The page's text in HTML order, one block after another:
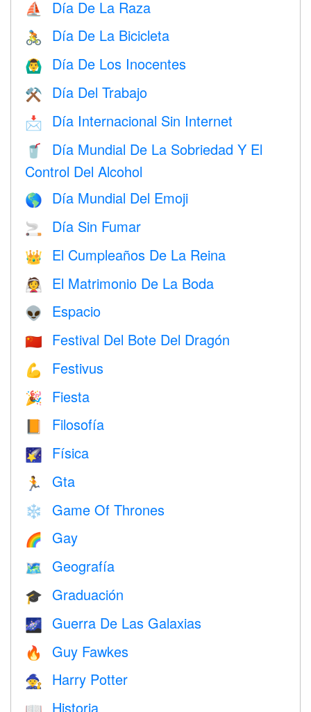
⛵️ Día De La Raza
🚴 Día De La Bicicleta
🙆‍♂️ Día De Los Inocentes
⚒️ Día Del Trabajo
📩 Día Internacional Sin Internet
🥤
Día Mundial De La Sobriedad Y El
Control Del Alcohol
🌎 Día Mundial Del Emoji
🚬 Día Sin Fumar
👑 El Cumpleaños De La Reina
👰 El Matrimonio De La Boda
👽 Espacio
🇨🇳 Festival Del Bote Del Dragón
💪 Festivus
🎉 Fiesta
📙 Filosofía
🌠 Física
🏃 Gta
❄️ Game Of Thrones
🌈 Gay
🗺 Geografía
🎓 Graduación
🌌 Guerra De Las Galaxias
🔥 Guy Fawkes
🧙 Harry Potter
Historia